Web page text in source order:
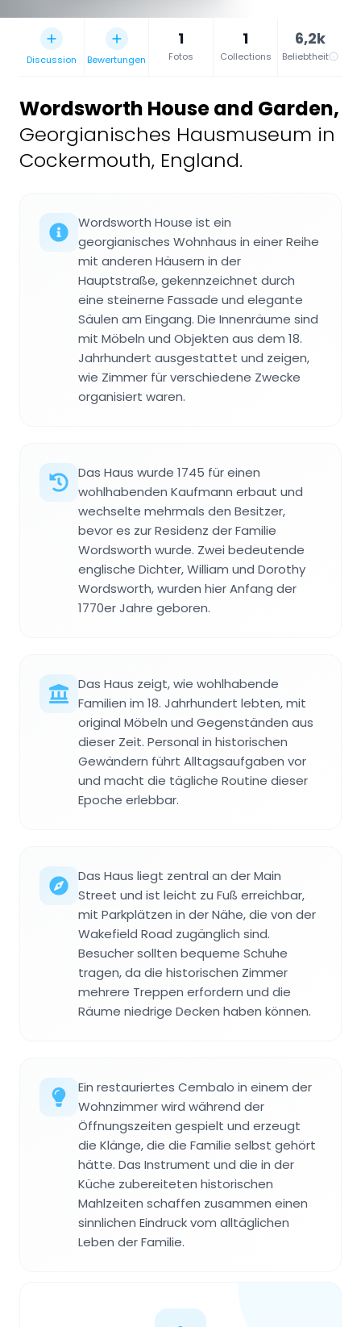
Discussion Bewertungen
1
Fotos
1
Collections
6,2k
Beliebtheit
Wordsworth House and Garden,
Georgianisches Hausmuseum in
Cockermouth, England.
Wordsworth House ist ein
georgianisches Wohnhaus in einer Reihe
mit anderen Häusern in der
Hauptstraße, gekennzeichnet durch
eine steinerne Fassade und elegante
Säulen am Eingang. Die Innenräume sind
mit Möbeln und Objekten aus dem 18.
Jahrhundert ausgestattet und zeigen,
wie Zimmer für verschiedene Zwecke
organisiert waren.
Das Haus wurde 1745 für einen
wohlhabenden Kaufmann erbaut und
wechselte mehrmals den Besitzer,
bevor es zur Residenz der Familie
Wordsworth wurde. Zwei bedeutende
englische Dichter, William und Dorothy
Wordsworth, wurden hier Anfang der
1770er Jahre geboren.
Das Haus zeigt, wie wohlhabende
Familien im 18. Jahrhundert lebten, mit
original Möbeln und Gegenständen aus
dieser Zeit. Personal in historischen
Gewändern führt Alltagsaufgaben vor
und macht die tägliche Routine dieser
Epoche erlebbar.
Das Haus liegt zentral an der Main
Street und ist leicht zu Fuß erreichbar,
mit Parkplätzen in der Nähe, die von der
Wakefield Road zugänglich sind.
Besucher sollten bequeme Schuhe
tragen, da die historischen Zimmer
mehrere Treppen erfordern und die
Räume niedrige Decken haben können.
Ein restauriertes Cembalo in einem der
Wohnzimmer wird während der
Öffnungszeiten gespielt und erzeugt
die Klänge, die die Familie selbst gehört
hätte. Das Instrument und die in der
Küche zubereiteten historischen
Mahlzeiten schaffen zusammen einen
sinnlichen Eindruck vom alltäglichen
Leben der Familie.